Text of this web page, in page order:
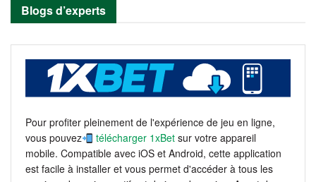
Blogs d’experts
Pour profiter pleinement de l'expérience de jeu en ligne,
vous pouvez
télécharger 1xBet sur votre appareil
mobile. Compatible avec iOS et Android, cette application
est facile à installer et vous permet d'accéder à tous les